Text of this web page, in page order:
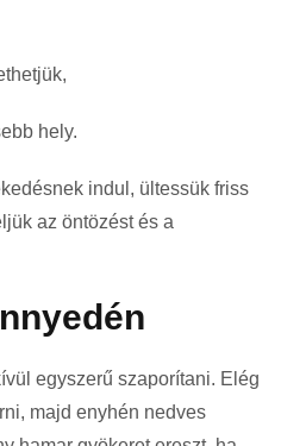
hely.
indul, ültessük friss
az öntözést és a
egyszerű szaporítani. Elég
majd enyhén nedves